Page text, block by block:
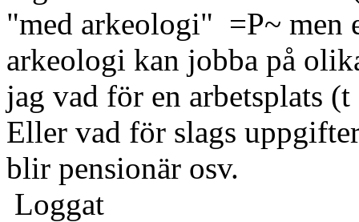
"med arkeologi" =P~ men
arkeologi kan jobba på
jag vad för en arbetsplats
Eller vad för slags
blir pensionär osv.
Loggat